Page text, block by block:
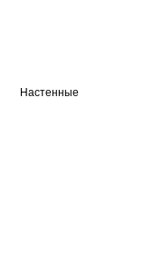
Настенные